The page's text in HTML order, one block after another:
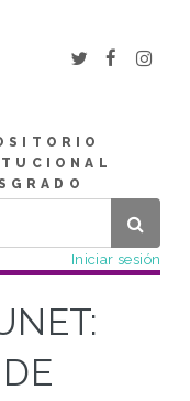
Iniciar sesión